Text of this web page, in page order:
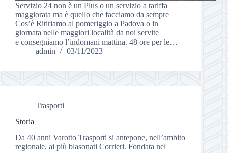
Servizio 24 non è un Plus o un servizio a tariffa
maggiorata ma è quello che facciamo da sempre
Cos’è Ritiriamo al pomeriggio a Padova o in
giornata nelle maggiori località da noi servite
e consegniamo l’indomani mattina. 48 ore per le…
admin
03/11/2023
Trasporti
Storia
Da 40 anni Varotto Trasporti si antepone, nell’ambito
regionale, ai più blasonati Corrieri. Fondata nel